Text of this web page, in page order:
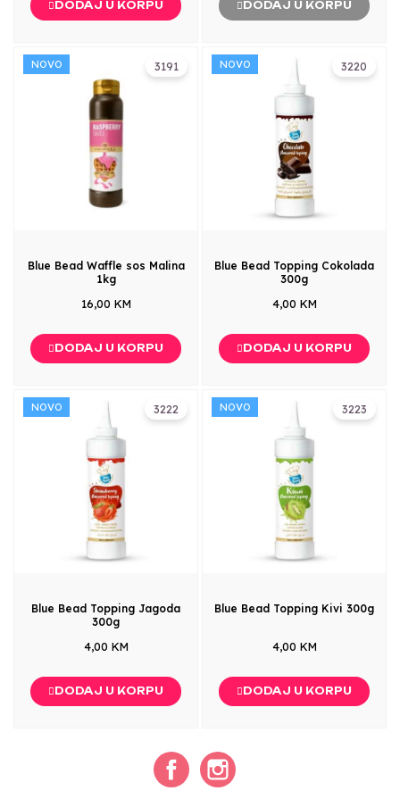
DODAJ U KORPU DODAJ U KORPU
3191
NOVO
Blue Bead Waffle sos Malina
1kg
16,00 KM
DODAJ U KORPU
3220
NOVO
Blue Bead Topping Cokolada
300g
4,00 KM
DODAJ U KORPU
3222
NOVO
Blue Bead Topping Jagoda
300g
4,00 KM
DODAJ U KORPU
3223
NOVO
Blue Bead Topping Kivi 300g
4,00 KM
DODAJ U KORPU
Facebook